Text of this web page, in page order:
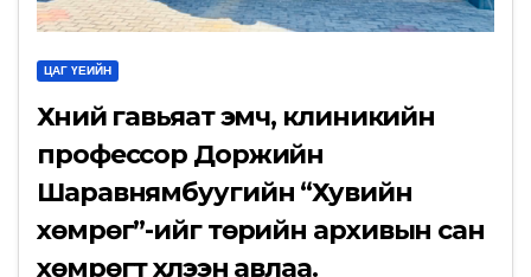
ЦАГ ҮЕИЙН
Хүний гавьяат эмч, клиникийн
профессор Доржийн
Шаравнямбуугийн “Хувийн
хөмрөг”-ийг төрийн архивын сан
хөмрөгт хүлээн авлаа.